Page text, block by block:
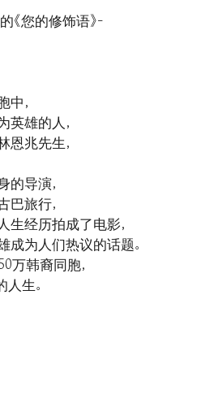
《您的修饰语》-
，
雄的人，
兆先生，
导演，
旅行，
经历拍成了电影，
为人们热议的话题。
万韩裔同胞，
生。